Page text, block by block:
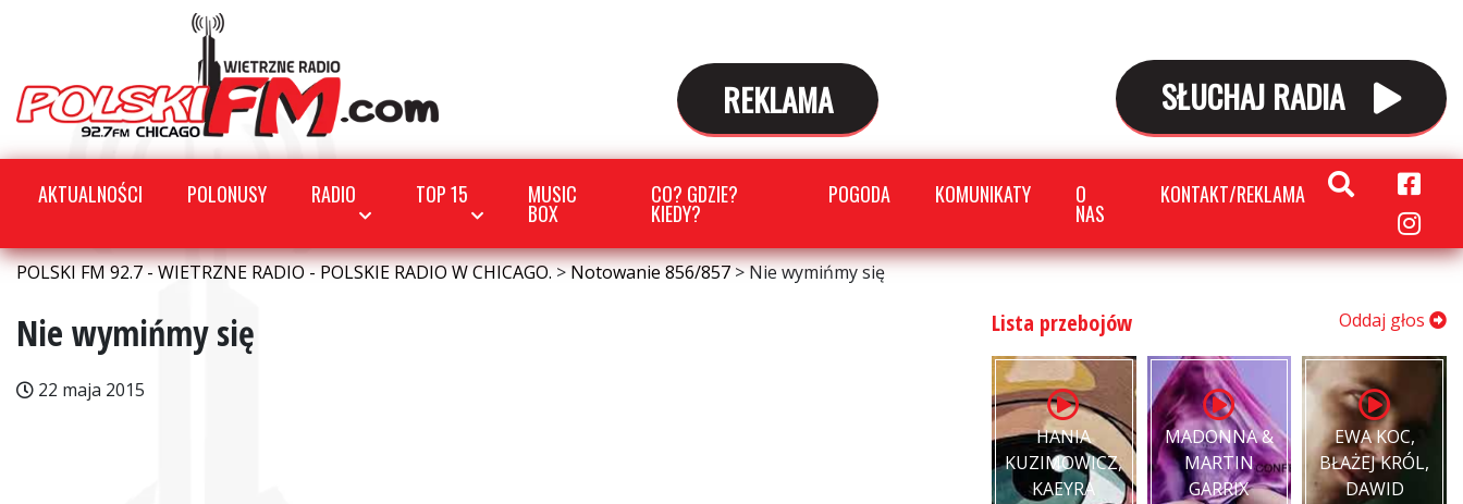
REKLAMA SŁUCHAJ RADIA
AKTUALNOŚCI POLONUSY RADIO TOP 15 MUSIC
BOX
CO? GDZIE?
KIEDY?
POGODA KOMUNIKATY O
NAS
KONTAKT/REKLAMA
POLSKI FM 92.7 - WIETRZNE RADIO - POLSKIE RADIO W CHICAGO.>Notowanie 856/857>Nie wymińmy się
Nie wymińmy się
22 maja 2015
Lista przebojów Oddaj głos
HANIA
KUZIMOWICZ,
KAEYRA
MADONNA &
MARTIN
GARRIX
EWA KOC,
BŁAŻEJ KRÓL,
DAWID